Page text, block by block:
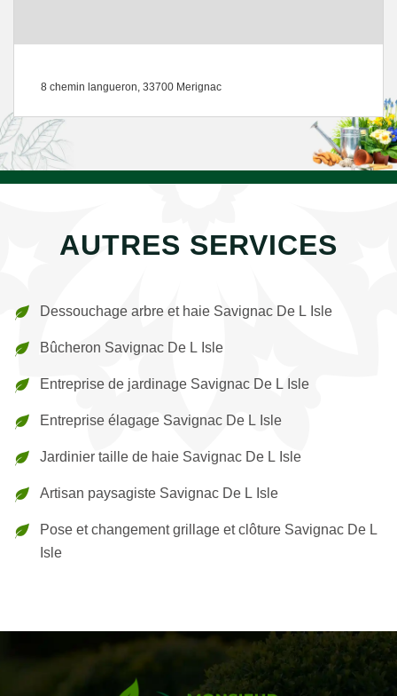
8 chemin langueron, 33700 Merignac
AUTRES SERVICES
Dessouchage arbre et haie Savignac De L Isle
Bûcheron Savignac De L Isle
Entreprise de jardinage Savignac De L Isle
Entreprise élagage Savignac De L Isle
Jardinier taille de haie Savignac De L Isle
Artisan paysagiste Savignac De L Isle
Pose et changement grillage et clôture Savignac De L
Isle